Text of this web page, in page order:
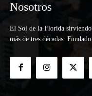
Nosotros
El Sol de la Florida sirviendo
más de tres décadas.